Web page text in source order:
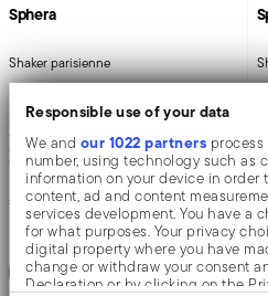
Responsible use of your data
We and our 1022 partnersprocess
number, using technology such as
information on your device in order
content, ad and content
services development. You have a
for what purposes. Your privacy
digital property where you have
change or withdraw your consent
Declaration or by clicking on the
Sphera
Shaker parisienne
ACCIAIO INOX
ARGENTO ARGENTATO +1 COLORE
Ø 10 CM - H 23,5 CM - 0,500 L
€ 209,90
Aggiungi
Ø